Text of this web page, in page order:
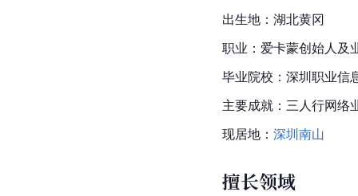
出生地：湖北黄冈
职业：爱卡蒙创始人及
毕业院校：深圳职业信
主要成就：三人行网络
现居地： 深圳南山
擅长领域